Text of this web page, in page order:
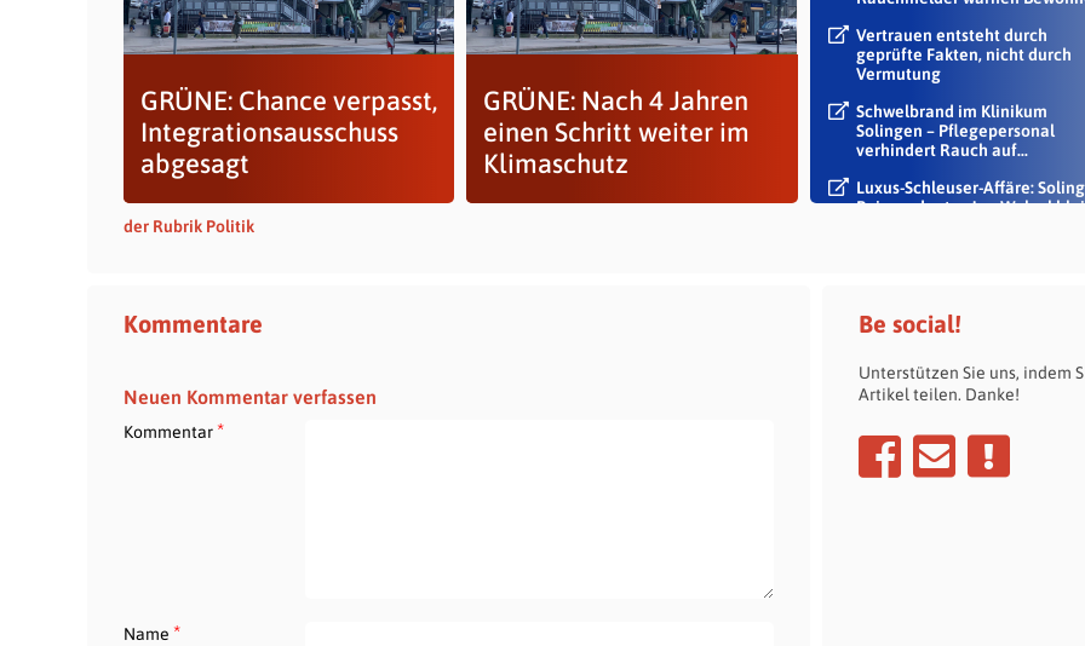
GRÜNE: Chance verpasst,
Integrationsausschuss
abgesagt
GRÜNE: Nach 4 Jahren
einen Schritt weiter im
Klimaschutz
Vertrauen entsteht durch
geprüfte Fakten, nicht durch
Vermutung
Schwelbrand im Klinikum
Solingen – Pflegepersonal
verhindert Rauch auf...
Luxus-Schleuser-Affäre:
Beigeordneter Jan Welzel
der Rubrik Politik
Kommentare
Neuen Kommentar verfassen
Kommentar*
Name *
Be social!
Unterstützen Sie uns, indem
Artikel teilen. Danke!